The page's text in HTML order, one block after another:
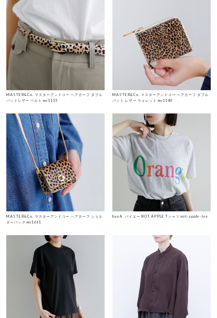
MASTER&Co. マスターアンドコー ヘアカーフ ダブル
バットレザー ベルト mc1135
MASTER&Co. マスターアンドコー ヘアカーフ ダブル
バット レザー ウォレット mc1140
MASTER&Co. マスターアンドコー ヘアカーフ ショル
ダーバッグ mc1661
byeA. バイエー NOT APPLE Tシャツ not-apple-tee